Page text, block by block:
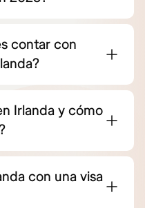
contar con
Irlanda y cómo
con una visa